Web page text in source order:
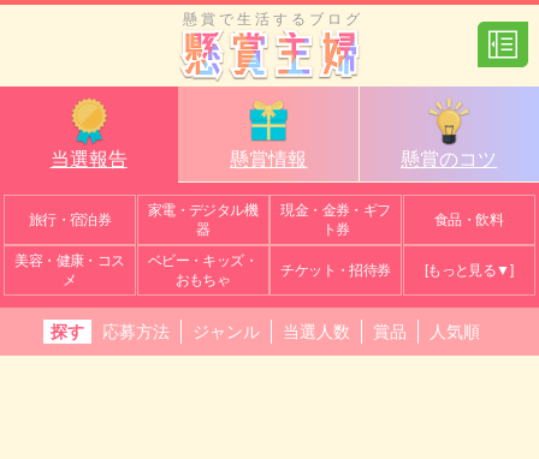
懸賞で生活するブログ
当選報告 懸賞情報 懸賞のコツ
旅行・宿泊券
家電・デジタル機
器
現金・金券・ギフ
ト券
食品・飲料
美容・健康・コス
メ
ベビー・キッズ・
おもちゃ
チケット・招待券 [もっと見る▼]
探す 応募方法 ジャンル 当選人数 賞品 人気順